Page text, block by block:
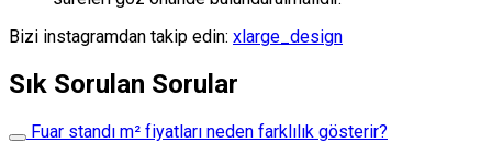
Bizi instagramdan takip edin: xlarge_design
Sık Sorulan Sorular
Fuar standı m² fiyatları neden farklılık gösterir?